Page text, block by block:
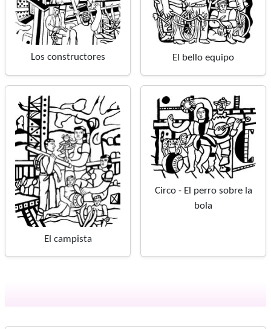
Los constructores El bello equipo
El campista
Circo - El perro sobre la
bola